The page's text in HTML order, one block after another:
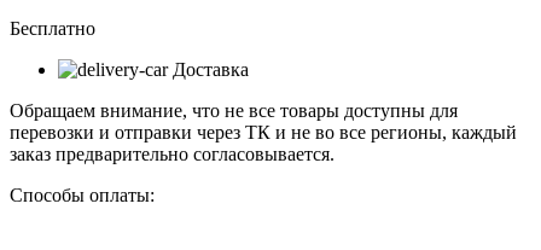
Бесплатно
Доставка
Обращаем внимание, что не все товары доступны для
перевозки и отправки через ТК и не во все регионы, каждый
заказ предварительно согласовывается.
Способы оплаты: